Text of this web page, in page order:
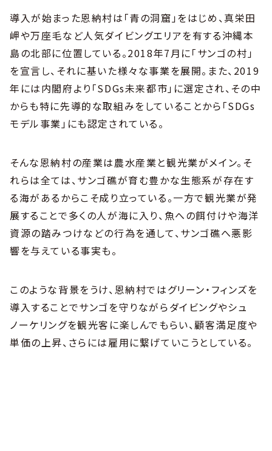
導入が始まった恩納村は「青の洞窟」をはじめ、真栄田
岬や万座毛など人気ダイビングエリアを有する沖縄本
島の北部に位置している。2018年7月に「サンゴの村」
を宣言し、それに基いた様々な事業を展開。また、2019
年には内閣府より「SDGs未来都市」に選定され、その中
からも特に先導的な取組みをしていることから「SDGs
モデル事業」にも認定されている。
そんな恩納村の産業は農水産業と観光業がメイン。そ
れらは全ては、サンゴ礁が育む豊かな生態系が存在す
る海があるからこそ成り立っている。一方で観光業が発
展することで多くの人が海に入り、魚への餌付けや海洋
資源の踏みつけなどの行為を通して、サンゴ礁へ悪影
響を与えている事実も。
このような背景をうけ、恩納村ではグリーン・フィンズを
導入することでサンゴを守りながらダイビングやシュ
ノーケリングを観光客に楽しんでもらい、顧客満足度や
単価の上昇、さらには雇用に繋げていこうとしている。